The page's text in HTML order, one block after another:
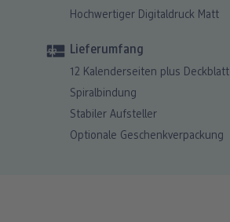
Hochwertiger Digitaldruck Matt
Lieferumfang
12 Kalenderseiten plus Deckblatt
Spiralbindung
Stabiler Aufsteller
Optionale Geschenkverpackung